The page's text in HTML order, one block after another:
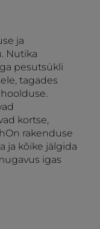
ja
Nutika
pesutsükli
tagades
kortse,
rakenduse
ja kõike jälgida
igas